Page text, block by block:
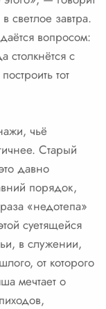
светлое завтра.
вопросом:
столкнётся с
тот
чьё
Старый
давно
порядок,
«недотепа»
суетящейся
в служении,
от которого
мечтает о